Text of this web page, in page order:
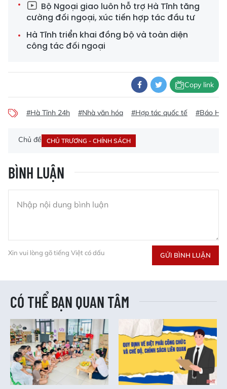
Bộ Ngoại giao luôn hỗ trợ Hà Tĩnh tăng
cường đối ngoại, xúc tiến hợp tác đầu tư
Hà Tĩnh triển khai đồng bộ và toàn diện
công tác đối ngoại
Copy link
#Hà Tĩnh 24h #Nhà văn hóa #Hợp tác quốc tế #Báo Hà
Chủ đề CHỦ TRƯƠNG - CHÍNH SÁCH
BÌNH LUẬN
Xin vui lòng gõ tiếng Việt có dấu GỬI BÌNH LUẬN
CÓ THỂ BẠN QUAN TÂM